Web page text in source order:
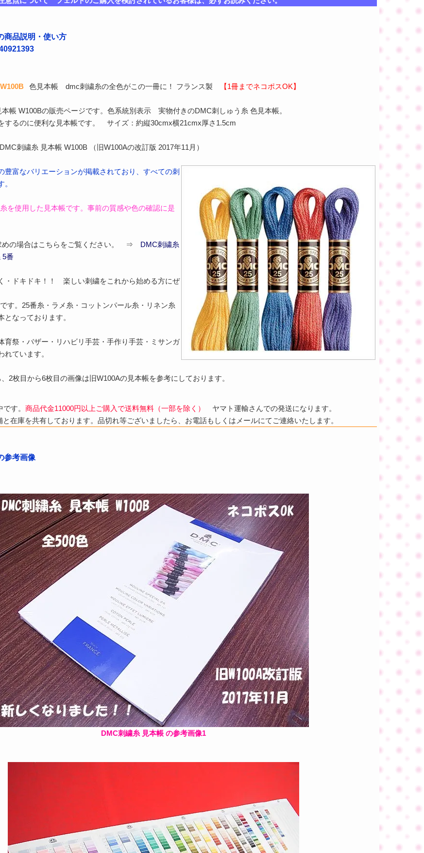
商品説明・使い方
色見本帳 dmc刺繍糸の全色がこの一冊に！ フランス製 【1冊までネコポスOK】
帳 W100Bの販売ページです。色系統別表示 実物付きのDMC刺しゅう糸 色見本帳。
するのに便利な見本帳です。 サイズ：約縦30cmx横21cmx厚さ1.5cm
刺繍糸 見本帳 W100B （旧W100Aの改訂版 2017年11月）
富なバリエーションが掲載されており、すべての刺
を使用した見本帳です。事前の質感や色の確認に是
めの場合はこちらをご覧ください。 ⇒ DMC刺繍糸
5番
・ドキドキ！！ 楽しい刺繍をこれから始める方にぜ
す。25番糸・ラメ糸・コットンパール糸・リネン糸
となっております。
育祭・バザー・リハビリ手芸・手作り手芸・ミサンガ
ています。
2枚目から6枚目の画像は旧W100Aの見本帳を参考にしております。
す。 商品代金11000円以上ご購入で送料無料（一部を除く）
ヤマト運輸さんでの発送になります。
在庫を共有しております。品切れ等ございましたら、お電話もしくはメールにてご連絡いたします。
参考画像
DMC刺繍糸 見本帳 の参考画像1